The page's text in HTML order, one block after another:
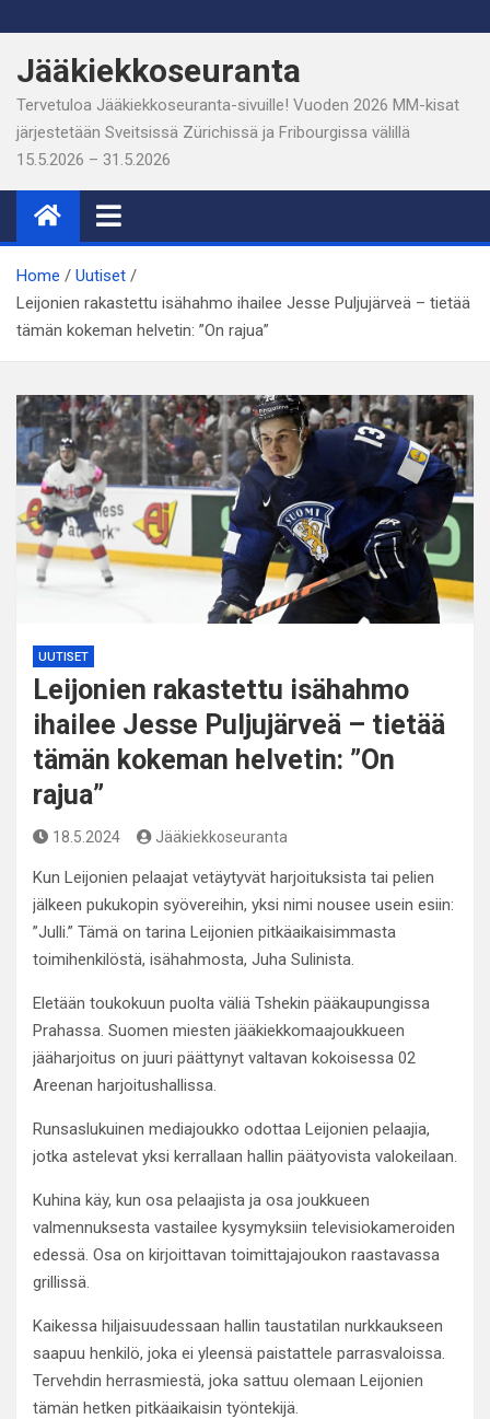
to
content
Jääkiekkoseuranta
Tervetuloa Jääkiekkoseuranta-sivuille! Vuoden 2026 MM-kisat
järjestetään Sveitsissä Zürichissä ja Fribourgissa välillä
15.5.2026 – 31.5.2026
Home
Uutiset
Leijonien rakastettu isähahmo ihailee Jesse Puljujärveä – tietää
tämän kokeman helvetin: ”On rajua”
UUTISET
Leijonien rakastettu isähahmo
ihailee Jesse Puljujärveä – tietää
tämän kokeman helvetin: ”On
rajua”
18.5.2024 Jääkiekkoseuranta
Kun Leijonien pelaajat vetäytyvät harjoituksista tai pelien
jälkeen pukukopin syövereihin, yksi nimi nousee usein esiin:
”Julli.” Tämä on tarina Leijonien pitkäaikaisimmasta
toimihenkilöstä, isähahmosta, Juha Sulinista.
Eletään toukokuun puolta väliä Tshekin pääkaupungissa
Prahassa. Suomen miesten jääkiekkomaajoukkueen
jääharjoitus on juuri päättynyt valtavan kokoisessa 02
Areenan harjoitushallissa.
Runsaslukuinen mediajoukko odottaa Leijonien pelaajia,
jotka astelevat yksi kerrallaan hallin päätyovista valokeilaan.
Kuhina käy, kun osa pelaajista ja osa joukkueen
valmennuksesta vastailee kysymyksiin televisiokameroiden
edessä. Osa on kirjoittavan toimittajajoukon raastavassa
grillissä.
Kaikessa hiljaisuudessaan hallin taustatilan nurkkaukseen
saapuu henkilö, joka ei yleensä paistattele parrasvaloissa.
Tervehdin herrasmiestä, joka sattuu olemaan Leijonien
tämän hetken pitkäaikaisin työntekijä.